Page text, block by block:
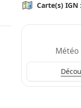
Carte(s) IGN :